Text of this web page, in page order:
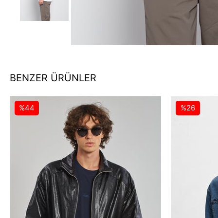
BENZER ÜRÜNLER
%44 %26